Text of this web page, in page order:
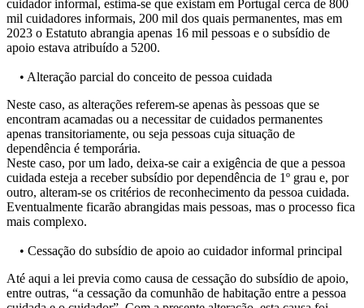
cuidador informal, estima-se que existam em Portugal cerca de 800
mil cuidadores informais, 200 mil dos quais permanentes, mas em
2023 o Estatuto abrangia apenas 16 mil pessoas e o subsídio de
apoio estava atribuído a 5200.
• Alteração parcial do conceito de pessoa cuidada
Neste caso, as alterações referem-se apenas às pessoas que se
encontram acamadas ou a necessitar de cuidados permanentes
apenas transitoriamente, ou seja pessoas cuja situação de
dependência é temporária.
Neste caso, por um lado, deixa-se cair a exigência de que a pessoa
cuidada esteja a receber subsídio por dependência de 1º grau e, por
outro, alteram-se os critérios de reconhecimento da pessoa cuidada.
Eventualmente ficarão abrangidas mais pessoas, mas o processo fica
mais complexo.
• Cessação do subsídio de apoio ao cuidador informal principal
Até aqui a lei previa como causa de cessação do subsídio de apoio,
entre outras, “a cessação da comunhão de habitação entre a pessoa